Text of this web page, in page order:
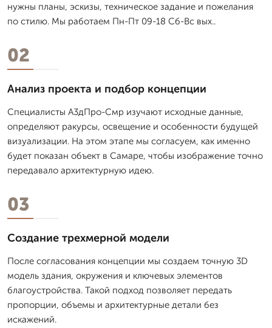
нужны планы, эскизы, техническое задание и пожелания
по стилю. Мы работаем Пн-Пт 09-18 Сб-Вс вых..
02
Анализ проекта и подбор концепции
Специалисты А3дПро-Смр изучают исходные данные,
определяют ракурсы, освещение и особенности будущей
визуализации. На этом этапе мы согласуем, как именно
будет показан объект в Самаре, чтобы изображение точно
передавало архитектурную идею.
03
Создание трехмерной модели
После согласования концепции мы создаем точную 3D
модель здания, окружения и ключевых элементов
благоустройства. Такой подход позволяет передать
пропорции, объемы и архитектурные детали без
искажений.